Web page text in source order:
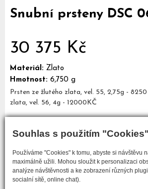
Souhlas s použitím "Cookies"
Používáme "Cookies" k tomu, abyste si návštěvu
maximálně užili. Mohou sloužit k personalizaci
analýze návštěvnosti a ke zobrazení různých
socialní sítě, online chat).
Snubní prsteny DSC
30 375 Kč
Materiál: Zlato
Hmotnost: 6,750 g
Prsten ze žlutého zlata, vel. 55, 2,75g -
zlata, vel. 56, 4g - 12000KČ
Mám zájem o tento šperk